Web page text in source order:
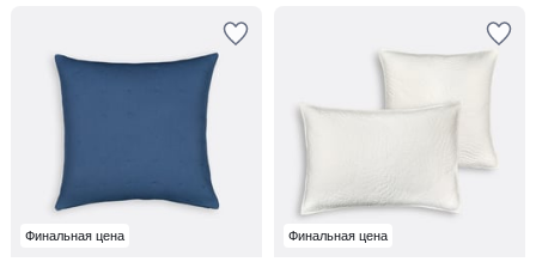
Финальная цена Финальная цена